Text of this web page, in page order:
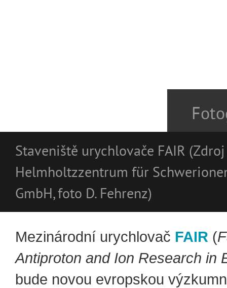
Staveniště urychlovače FAIR (Zdroj
Helmholtzzentrum für
GmbH, foto D. Fehrenz)
Mezinárodní urychlovač FAIR (
Antiproton and Ion Research in
bude novou evropskou